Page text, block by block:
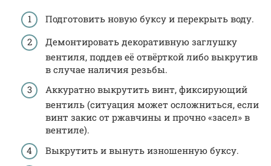
Подготовить новую буксу и перекрыть воду.
Демонтировать декоративную заглушку
вентиля, поддев её отвёрткой либо выкрутив
в случае наличия резьбы.
Аккуратно выкрутить винт, фиксирующий
вентиль (ситуация может осложниться, если
винт закис от ржавчины и прочно «засел» в
вентиле).
Выкрутить и вынуть изношенную буксу.